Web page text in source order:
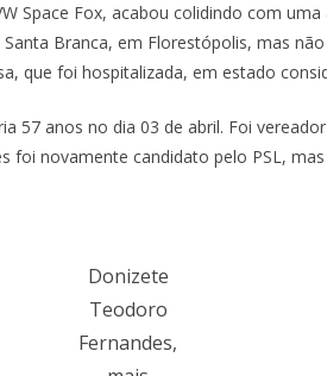
Space Fox, acabou colidindo com
Branca, em Florestópolis, mas
que foi hospitalizada, em estado
57 anos no dia 03 de abril. Foi
foi novamente candidato pelo PSL,
Donizete
Teodoro
Fernandes,